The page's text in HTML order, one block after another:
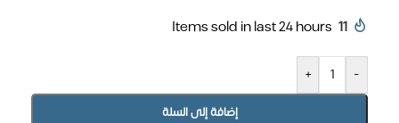
11
Items sold in last 24 hours
-
+
إضافة إلى السلة